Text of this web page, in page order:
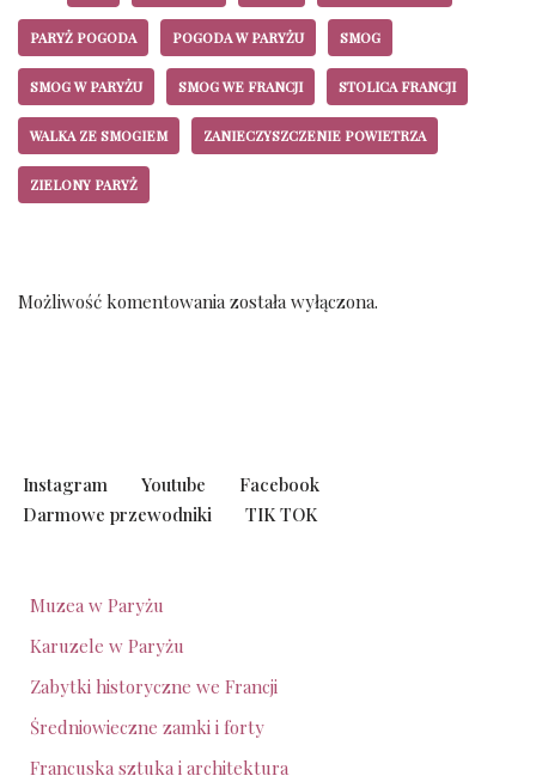
PARYŻ POGODA POGODA W PARYŻU SMOG
SMOG W PARYŻU SMOG WE FRANCJI STOLICA FRANCJI
WALKA ZE SMOGIEM ZANIECZYSZCZENIE POWIETRZA
ZIELONY PARYŻ
Możliwość komentowania została wyłączona.
Instagram Youtube
Facebook
Darmowe przewodniki
TIK TOK
Muzea w Paryżu
Karuzele w Paryżu
Zabytki historyczne we Francji
Średniowieczne zamki i forty
Francuska sztuka i architektura